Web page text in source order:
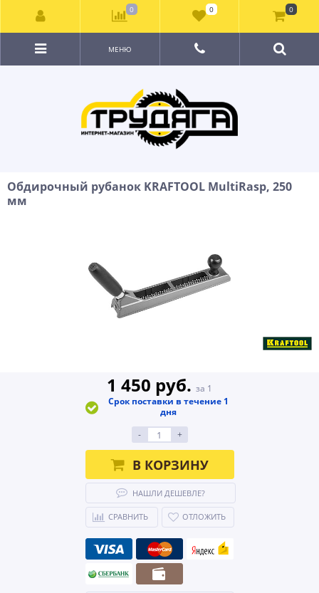
МЕНЮ
Обдирочный рубанок KRAFTOOL MultiRasp, 250
мм
1 450 руб. за 1
Срок поставки в течение 1
дня
-
+
В КОРЗИНУ
НАШЛИ ДЕШЕВЛЕ?
СРАВНИТЬ ОТЛОЖИТЬ
0 0 0